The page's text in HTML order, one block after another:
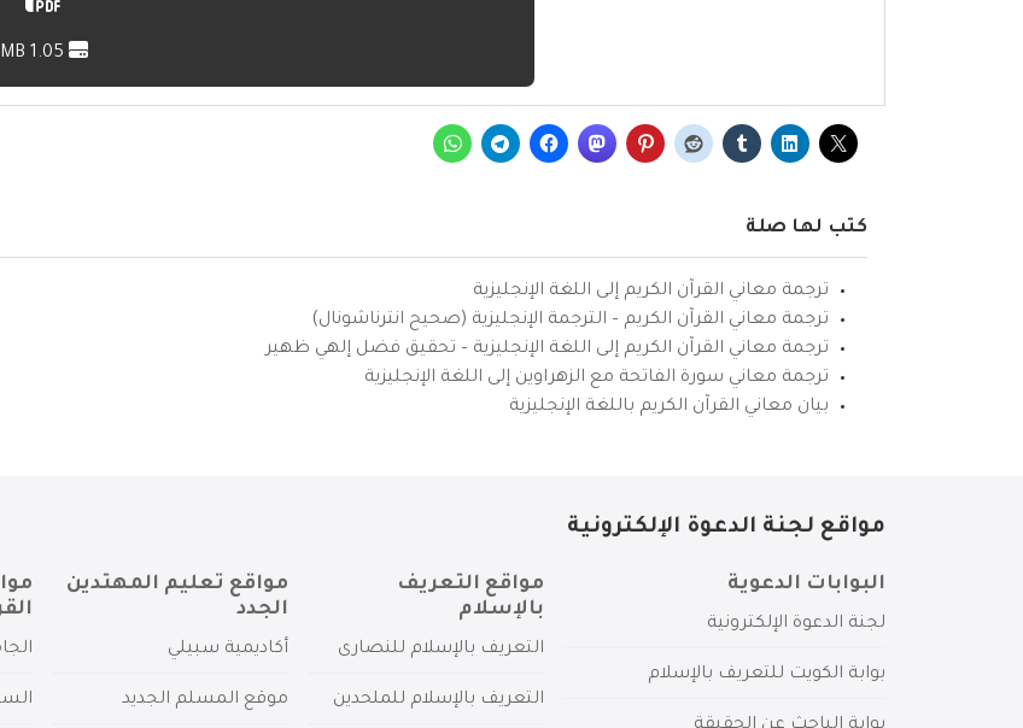
كتب لها صلة
ترجمة معاني القرآن الكريم إلى اللغة الإنجليزية
ترجمة معاني القرآن الكريم – الترجمة الإنجليزية (صحيح انترناشونال)
ترجمة معاني القرآن الكريم إلى اللغة الإنجليزية – تحقيق فضل إلهي ظهير
ترجمة معاني سورة الفاتحة مع الزهراوين إلى اللغة الإنجليزية
بيان معاني القرآن الكريم باللغة الإنجليزية
مواقع لجنة الدعوة الإلكترونية
البوابات الدعوية
لجنة الدعوة الإلكترونية
بوابة الكويت للتعريف بالإسلام
مواقع التعريف
بالإسلام
التعريف بالإسلام للنصارى
التعريف بالإسلام للملحدين
مواقع تعليم المهتدين
الجدد
أكاديمية سبيلي
موقع المسلم الجديد